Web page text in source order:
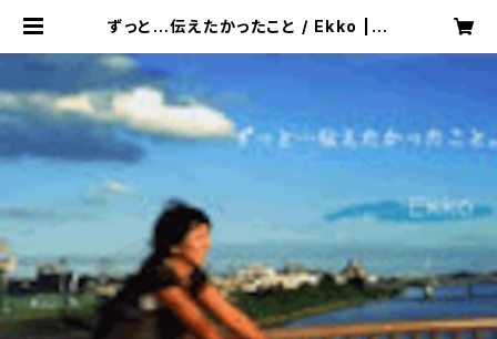
ずっと…伝えたかったこと / Ekko | K